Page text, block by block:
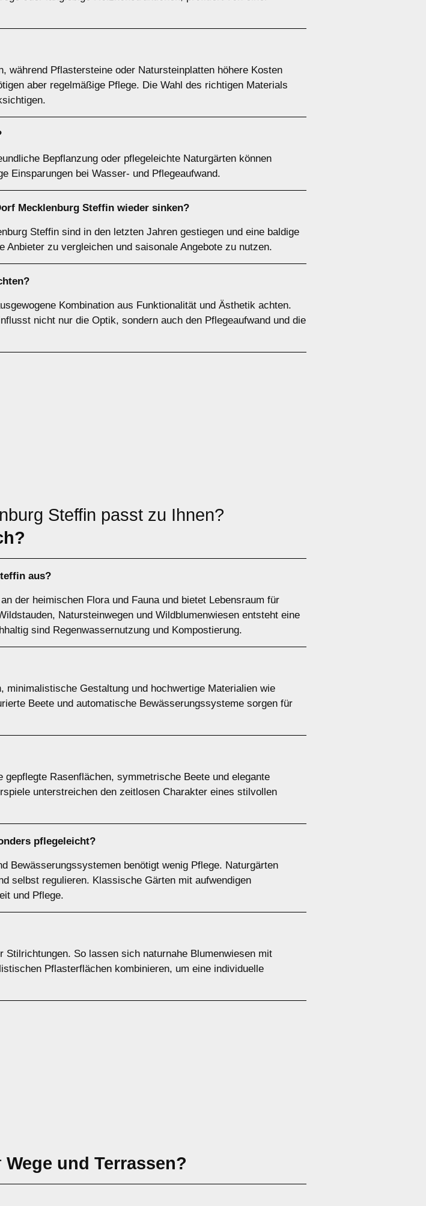
während Pflastersteine oder Natursteinplatten höhere Kosten
aber regelmäßige Pflege. Die Wahl des richtigen Materials
Bepflanzung oder pflegeleichte Naturgärten können
Einsparungen bei Wasser- und Pflegeaufwand.
Mecklenburg Steffin wieder sinken?
Steffin sind in den letzten Jahren gestiegen und eine baldige
zu vergleichen und saisonale Angebote zu nutzen.
Kombination aus Funktionalität und Ästhetik achten.
nicht nur die Optik, sondern auch den Pflegeaufwand und die
Steffin passt zu Ihnen?
aus?
der heimischen Flora und Fauna und bietet Lebensraum für
Natursteinwegen und Wildblumenwiesen entsteht eine
sind Regenwassernutzung und Kompostierung.
Gestaltung und hochwertige Materialien wie
Beete und automatische Bewässerungssysteme sorgen für
Rasenflächen, symmetrische Beete und elegante
unterstreichen den zeitlosen Charakter eines stilvollen
pflegeleicht?
Bewässerungssystemen benötigt wenig Pflege. Naturgärten
selbst regulieren. Klassische Gärten mit aufwendigen
und Pflege.
So lassen sich naturnahe Blumenwiesen mit
Pflasterflächen kombinieren, um eine individuelle
Wege und Terrassen?